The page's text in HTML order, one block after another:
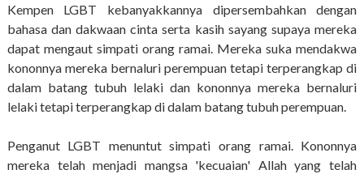
Kempen LGBT kebanyakkannya dipersembahkan dengan
bahasa dan dakwaan cinta serta kasih sayang supaya mereka
dapat mengaut simpati orang ramai. Mereka suka mendakwa
kononnya mereka bernaluri perempuan tetapi terperangkap di
dalam batang tubuh lelaki dan kononnya mereka bernaluri
lelaki tetapi terperangkap di dalam batang tubuh perempuan.
Penganut LGBT menuntut simpati orang ramai. Kononnya
mereka telah menjadi mangsa 'kecuaian' Allah yang telah